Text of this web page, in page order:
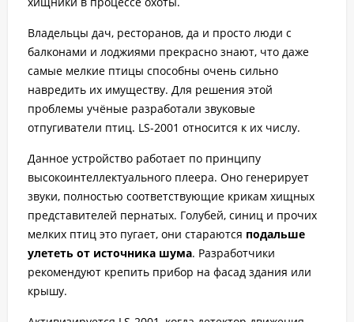
Владельцы дач, ресторанов, да и просто люди с
балконами и лоджиями прекрасно знают, что даже
самые мелкие птицы способны очень сильно
навредить их имуществу. Для решения этой
проблемы учёные разработали звуковые
отпугиватели птиц. LS-2001 относится к их числу.
Данное устройство работает по принципу
высокоинтеллектуального плеера. Оно генерирует
звуки, полностью соответствующие крикам хищных
представителей пернатых. Голубей, синиц и прочих
мелких птиц это пугает, они стараются подальше
улететь от источника шума. Разработчики
рекомендуют крепить прибор на фасад здания или
крышу.